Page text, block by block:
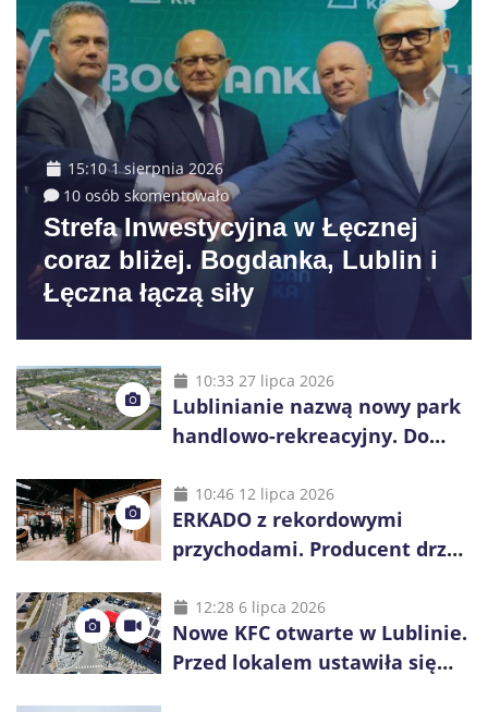
15:10 1 sierpnia 2026
10 osób skomentowało
Strefa Inwestycyjna w Łęcznej
coraz bliżej. Bogdanka, Lublin i
Łęczna łączą siły
10:33 27 lipca 2026
Lublinianie nazwą nowy park
handlowo-rekreacyjny. Do
10:46 12 lipca 2026
ERKADO z rekordowymi
przychodami. Producent drzwi
inwestycje
12:28 6 lipca 2026
Nowe KFC otwarte w Lublinie.
Przed lokalem ustawiła się